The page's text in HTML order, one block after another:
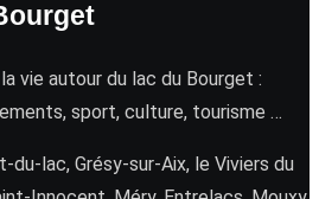
vie autour du lac du Bourget :
sport, culture, tourisme …
du-lac, Grésy-sur-Aix, le Viviers du